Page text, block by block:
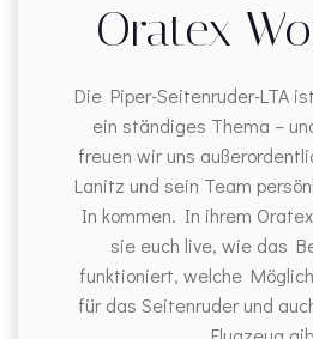
Oratex
Die Piper-Seitenruder-LTA
ein ständiges Thema –
freuen wir uns
Lanitz und sein Team
In kommen. In ihrem
sie euch live, wie das
funktioniert, welche
für das Seitenruder und